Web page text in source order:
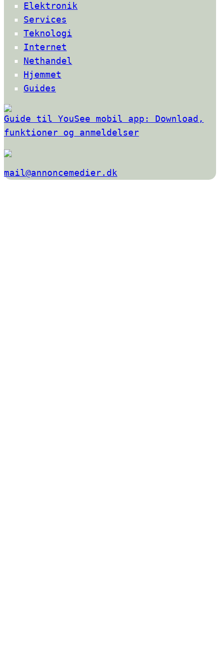
Elektronik
Services
Teknologi
Internet
Nethandel
Hjemmet
Guides
Guide til YouSee mobil app: Download,
funktioner og anmeldelser
mail@annoncemedier.dk